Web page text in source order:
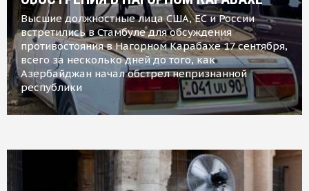
Высшие должностные лица США, ЕС и России
встретились в Стамбуле для обсуждения
противостояния в Нагорном Карабахе 17 сентября,
всего за несколько дней до того, как
Азербайджан начал обстрел непризнанной
республики